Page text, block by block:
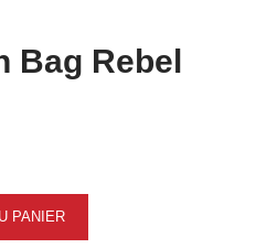
Bag Rebel
PANIER